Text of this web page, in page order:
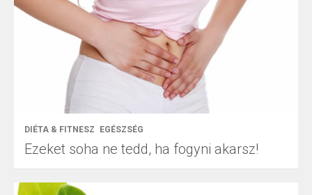
DIÉTA & FITNESZ EGÉSZSÉG
Ezeket soha ne tedd, ha fogyni akarsz!